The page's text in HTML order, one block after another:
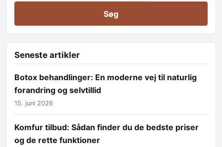
Seneste artikler
Botox behandlinger: En moderne vej til naturlig
forandring og selvtillid
15. juni 2026
Komfur tilbud: Sådan finder du de bedste priser
og de rette funktioner